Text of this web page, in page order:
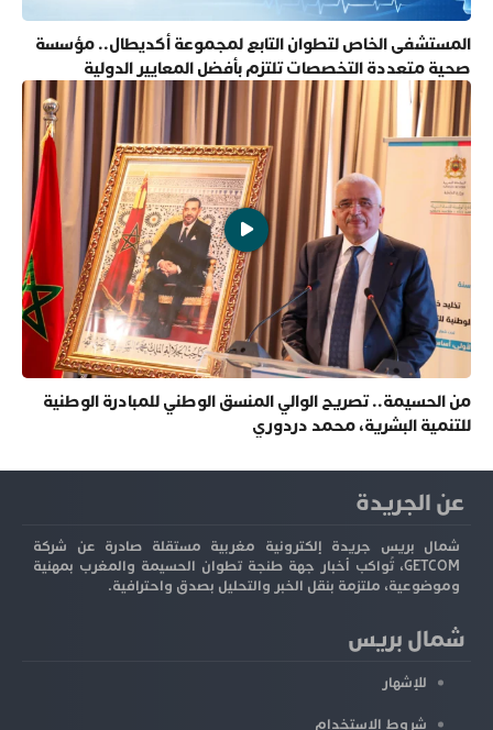
المستشفى الخاص لتطوان التابع لمجموعة أكديطال.. مؤسسة
صحية متعددة التخصصات تلتزم بأفضل المعايير الدولية
من الحسيمة.. تصريح الوالي المنسق الوطني للمبادرة الوطنية
للتنمية البشرية، محمد دردوري
عن الجريدة
شمال بريس جريدة إلكترونية مغربية مستقلة صادرة عن شركة
GETCOM، تُواكب أخبار جهة طنجة تطوان الحسيمة والمغرب بمهنية
وموضوعية، ملتزمة بنقل الخبر والتحليل بصدق واحترافية.
شمال بريس
للإشهار
شروط الاستخدام